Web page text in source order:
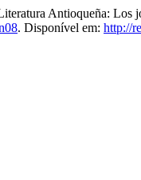
Antioqueña: Los
. Disponível em: http://